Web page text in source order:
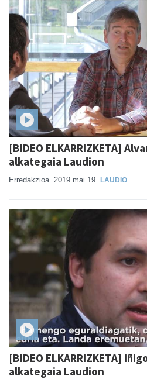
[BIDEO ELKARRIZKETA]
alkategaia Laudion
Erredakzioa 2019 mai 19 LAUDIO
[BIDEO ELKARRIZKETA]
alkategaia Laudion